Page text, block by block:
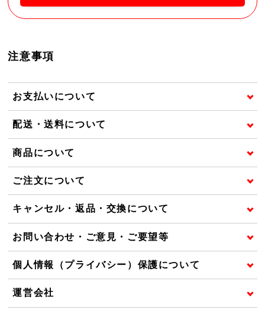
注意事項
お支払いについて
配送・送料について
商品について
ご注文について
キャンセル・返品・交換について
お問い合わせ・ご意見・ご要望等
個人情報（プライバシー）保護について
運営会社